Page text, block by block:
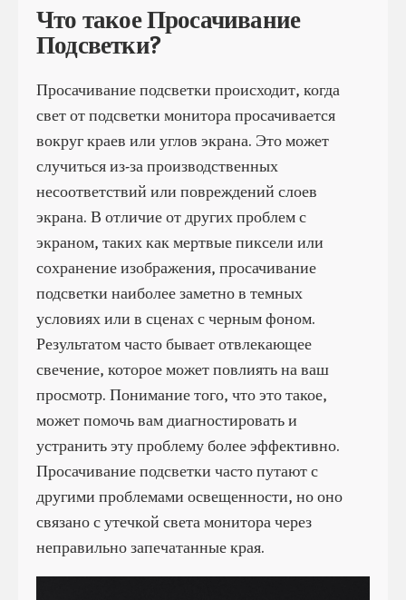
Что такое Просачивание
Подсветки?
Просачивание подсветки происходит, когда
свет от подсветки монитора просачивается
вокруг краев или углов экрана. Это может
случиться из-за производственных
несоответствий или повреждений слоев
экрана. В отличие от других проблем с
экраном, таких как мертвые пиксели или
сохранение изображения, просачивание
подсветки наиболее заметно в темных
условиях или в сценах с черным фоном.
Результатом часто бывает отвлекающее
свечение, которое может повлиять на ваш
просмотр. Понимание того, что это такое,
может помочь вам диагностировать и
устранить эту проблему более эффективно.
Просачивание подсветки часто путают с
другими проблемами освещенности, но оно
связано с утечкой света монитора через
неправильно запечатанные края.